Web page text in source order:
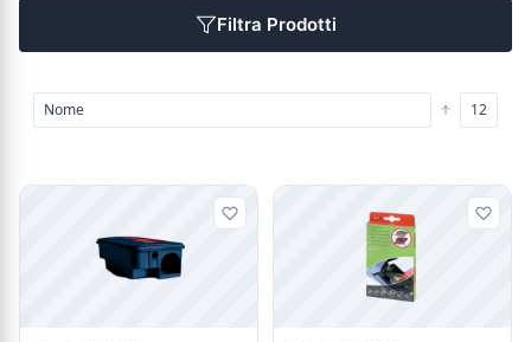
Filtra Prodotti
Prodotti